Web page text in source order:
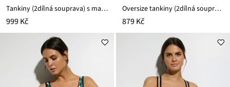
Tankiny (2dílná souprava) s malým šněrováním
999 Kč
Oversize tankiny (2dílná souprava)
879 Kč